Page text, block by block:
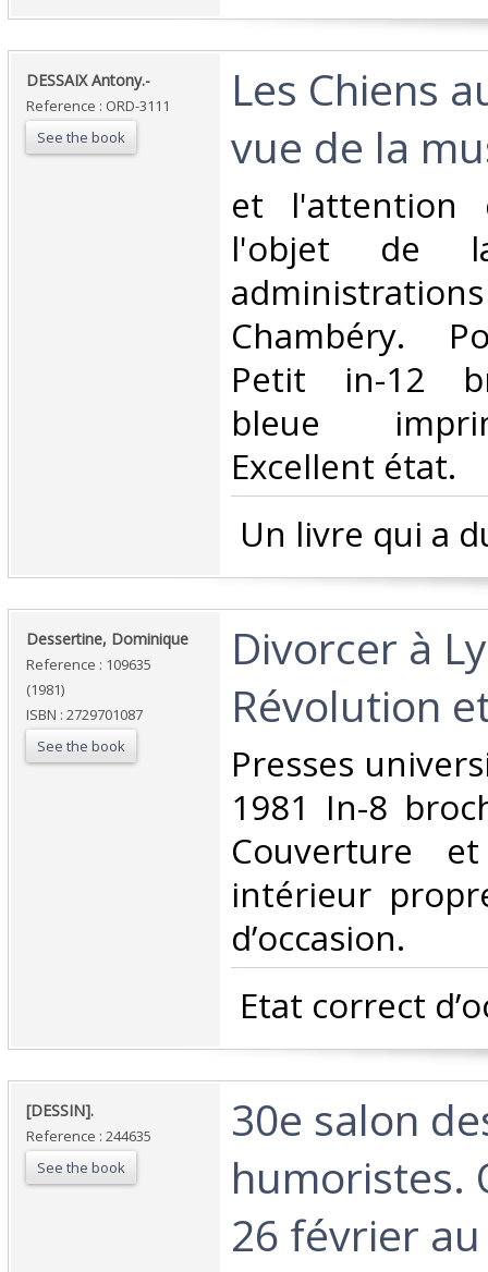
‎DESSAIX Antony.-‎
Reference : ORD-3111
See the book
‎Les Chiens
vue de la
‎et l'attention
l'objet de
Chambéry.
Petit in-12
bleue
Excellent état.‎
Un livre qui a
‎Dessertine, Dominique‎
Reference : 109635
(1981)
ISBN : 2729701087
See the book
‎Divorcer à
Révolution
‎Presses
1981 In-8
Couverture
intérieur
d’occasion.‎
Etat correct
‎[DESSIN]. ‎
Reference : 244635
See the book
‎30e salon
humoristes.
26 février